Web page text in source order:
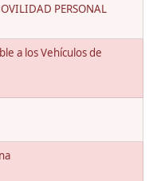
PERSONAL
a los Vehículos de